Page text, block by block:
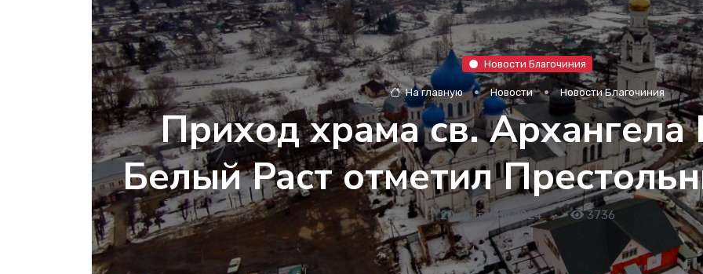
Новости Благочиния
На главную Новости Новости Благочиния
Приход храма св. Архангела
Белый Раст отметил
20 сентября 2024 • 3736